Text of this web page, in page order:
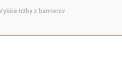
Vyššie tržby z bannerov